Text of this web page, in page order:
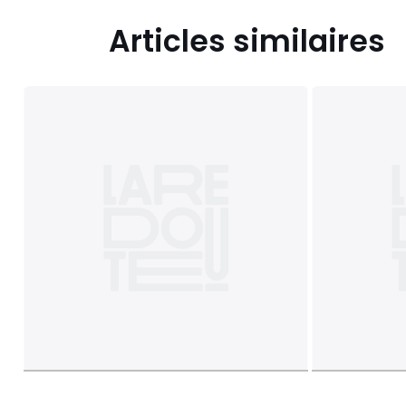
Articles similaires